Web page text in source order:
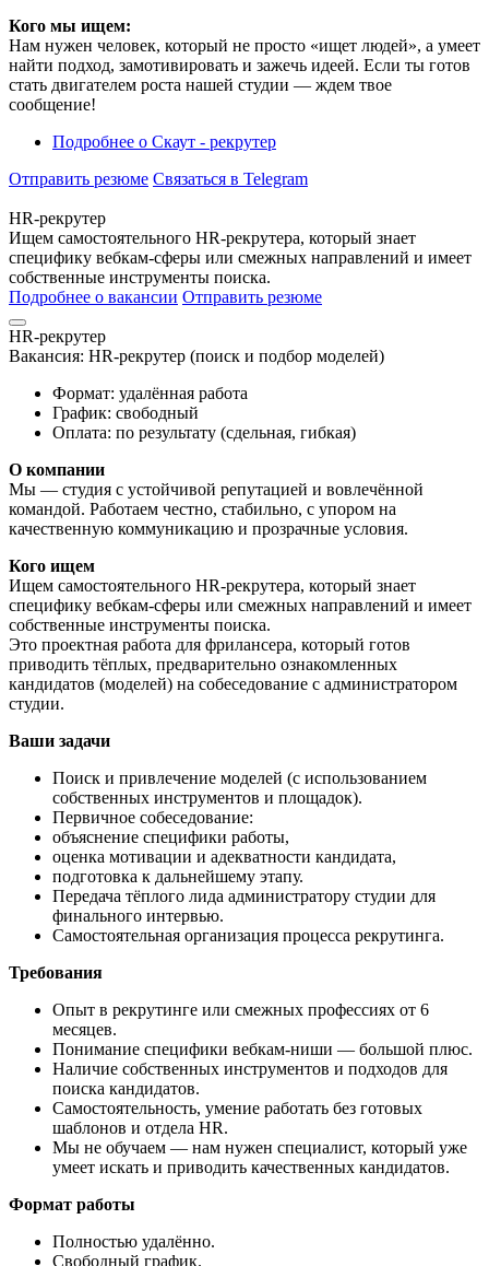
Кого мы ищем:
Нам нужен человек, который не просто «ищет людей», а умеет
найти подход, замотивировать и зажечь идеей. Если ты готов
стать двигателем роста нашей студии — ждем твое
сообщение!
Подробнее о Скаут - рекрутер
Отправить резюме Связаться в Telegram
HR-рекрутер
Ищем самостоятельного HR-рекрутера, который знает
специфику вебкам-сферы или смежных направлений и имеет
собственные инструменты поиска.
Подробнее о вакансии Отправить резюме
HR-рекрутер
Вакансия: HR-рекрутер (поиск и подбор моделей)
Формат: удалённая работа
График: свободный
Оплата: по результату (сдельная, гибкая)
О компании
Мы — студия с устойчивой репутацией и вовлечённой
командой. Работаем честно, стабильно, с упором на
качественную коммуникацию и прозрачные условия.
Кого ищем
Ищем самостоятельного HR-рекрутера, который знает
специфику вебкам-сферы или смежных направлений и имеет
собственные инструменты поиска.
Это проектная работа для фрилансера, который готов
приводить тёплых, предварительно ознакомленных
кандидатов (моделей) на собеседование с администратором
студии.
Ваши задачи
Поиск и привлечение моделей (с использованием
собственных инструментов и площадок).
Первичное собеседование:
объяснение специфики работы,
оценка мотивации и адекватности кандидата,
подготовка к дальнейшему этапу.
Передача тёплого лида администратору студии для
финального интервью.
Самостоятельная организация процесса рекрутинга.
Требования
Опыт в рекрутинге или смежных профессиях от 6
месяцев.
Понимание специфики вебкам-ниши — большой плюс.
Наличие собственных инструментов и подходов для
поиска кандидатов.
Самостоятельность, умение работать без готовых
шаблонов и отдела HR.
Мы не обучаем — нам нужен специалист, который уже
умеет искать и приводить качественных кандидатов.
Формат работы
Полностью удалённо.
Свободный график.